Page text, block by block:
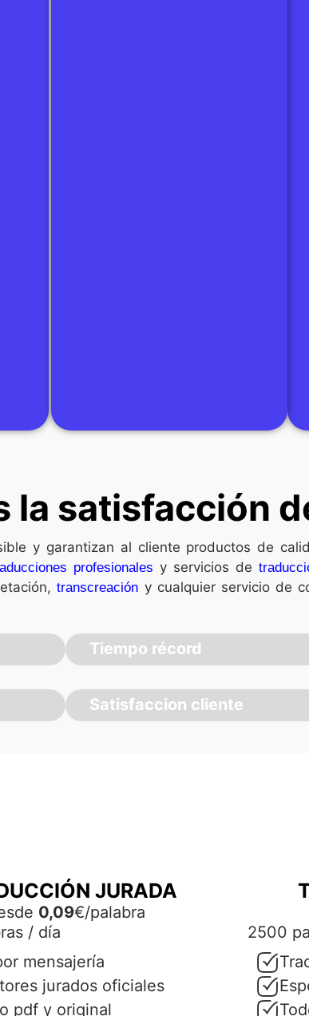
la satisfacción
y garantizan al cliente productos de
profesionales y servicios de
transcreación y cualquier servicio de
Tiempo récord
Satisfaccion cliente
JURADA
0,09€/palabra
/ día
mensajería
jurados oficiales
pdf y original
2500